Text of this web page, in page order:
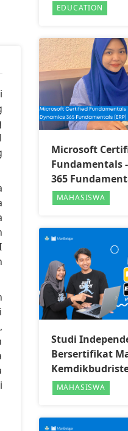
EDUCATION
Microsoft
Fundamentals
365
MAHASISWA
Studi
Bersertifikat
Microsoft Data
MAHASISWA